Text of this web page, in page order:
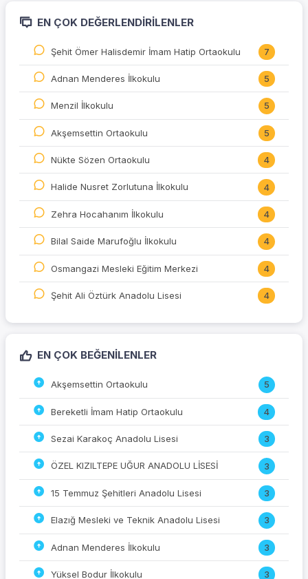
EN ÇOK DEĞERLENDIRILENLER
Şehit Ömer Halisdemir İmam Hatip Ortaokulu 7
Adnan Menderes İlkokulu 5
Menzil İlkokulu 5
Akşemsettin Ortaokulu 5
Nükte Sözen Ortaokulu 4
Halide Nusret Zorlutuna İlkokulu 4
Zehra Hocahanım İlkokulu 4
Bilal Saide Marufoğlu İlkokulu 4
Osmangazi Mesleki Eğitim Merkezi 4
Şehit Ali Öztürk Anadolu Lisesi 4
EN ÇOK BEĞENILENLER
Akşemsettin Ortaokulu 5
Bereketli İmam Hatip Ortaokulu 4
Sezai Karakoç Anadolu Lisesi 3
ÖZEL KIZILTEPE UĞUR ANADOLU LİSESİ 3
15 Temmuz Şehitleri Anadolu Lisesi 3
Elazığ Mesleki ve Teknik Anadolu Lisesi 3
Adnan Menderes İlkokulu 3
Yüksel Bodur İlkokulu 3